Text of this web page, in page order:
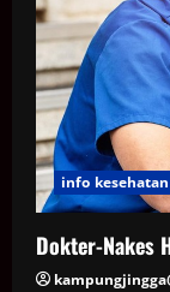
info kesehatan
Dokter-Nakes